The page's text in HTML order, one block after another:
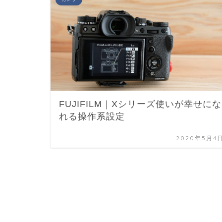
FUJIFILM｜Xシリーズ使いが幸せにな
れる操作系設定
2020年5月4